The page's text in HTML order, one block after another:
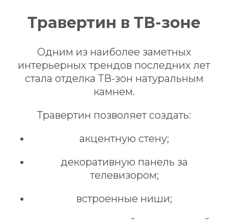
Травертин в ТВ-зоне
Одним из наиболее заметных
интерьерных трендов последних лет
стала отделка ТВ-зон натуральным
камнем.
Травертин позволяет создать:
акцентную стену;
декоративную панель за
телевизором;
встроенные ниши;